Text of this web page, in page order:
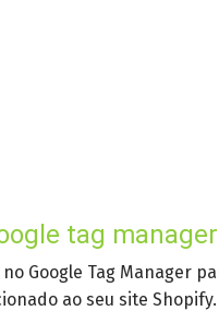
tag
Google Tag Manager
ao seu site Shopify.